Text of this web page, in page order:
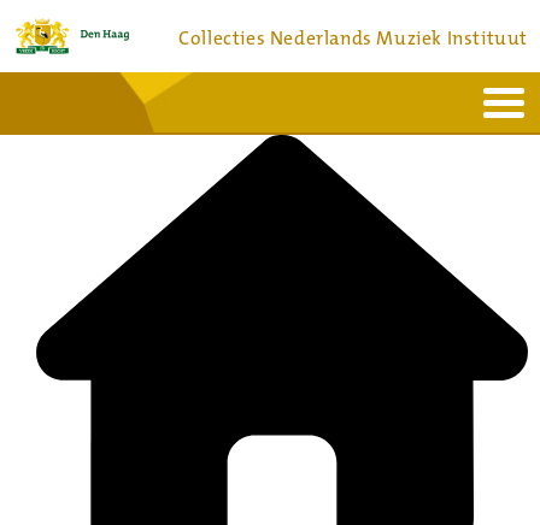
Collecties Nederlands Muziek Instituut
Bronnen en collecties